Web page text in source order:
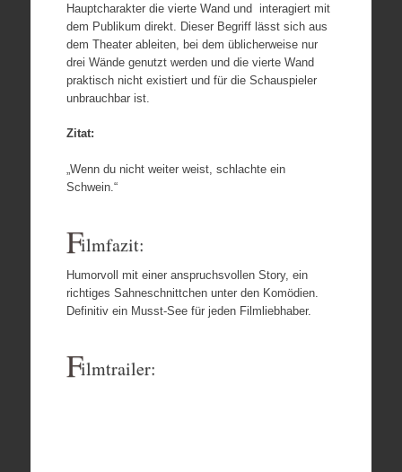
Hauptcharakter die vierte Wand und interagiert mit
dem Publikum direkt. Dieser Begriff lässt sich aus
dem Theater ableiten, bei dem üblicherweise nur
drei Wände genutzt werden und die vierte Wand
praktisch nicht existiert und für die Schauspieler
unbrauchbar ist.
Zitat:
„Wenn du nicht weiter weist, schlachte ein
Schwein.“
Filmfazit:
Humorvoll mit einer anspruchsvollen Story, ein
richtiges Sahneschnittchen unter den Komödien.
Definitiv ein Musst-See für jeden Filmliebhaber.
Filmtrailer: